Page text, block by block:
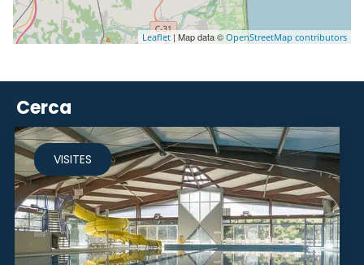
Leaflet | Map data © OpenStreetMap contributors
Cerca
VISITES